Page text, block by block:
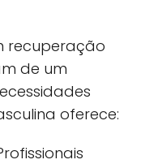
recuperação
de um
oferece: